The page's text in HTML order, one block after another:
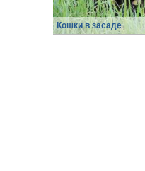
Кошки в засаде